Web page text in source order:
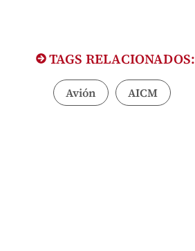
TAGS RELACIONADOS:
Avión AICM